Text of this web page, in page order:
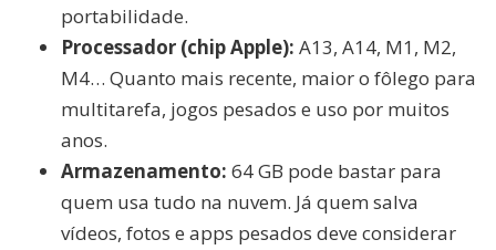
portabilidade.
Processador (chip Apple): A13, A14, M1, M2,
M4… Quanto mais recente, maior o fôlego para
multitarefa, jogos pesados e uso por muitos
anos.
Armazenamento: 64 GB pode bastar para
quem usa tudo na nuvem. Já quem salva
vídeos, fotos e apps pesados deve considerar